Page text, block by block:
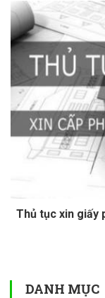
Thủ tục xin giấy
DANH MỤC